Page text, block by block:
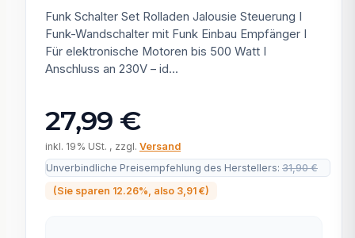
Funk Schalter Set Rolladen Jalousie Steuerung I
Funk-Wandschalter mit Funk Einbau Empfänger I
Für elektronische Motoren bis 500 Watt I
Anschluss an 230V – id...
27,99 €
inkl. 19% USt. , zzgl. Versand
Unverbindliche Preisempfehlung des Herstellers: 31,90 €
(Sie sparen 12.26%, also 3,91 €)